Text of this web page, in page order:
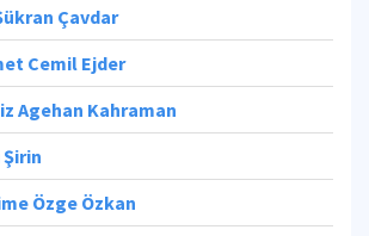
Çavdar
Cemil Ejder
Agehan Kahraman
Şirin
Özge Özkan